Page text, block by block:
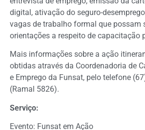
digital, ativação do seguro-
vagas de trabalho formal que possam
orientações a respeito de capacitação
Mais informações sobre a ação
obtidas através da Coordenadoria de
e Emprego da Funsat, pelo telefone
(Ramal 5826).
Serviço:
Evento: Funsat em Ação